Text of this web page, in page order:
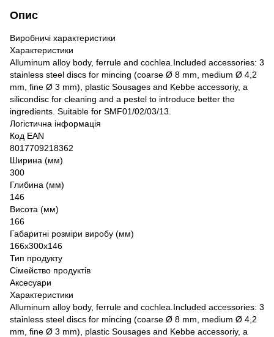
Опис
Виробничі характеристики
Характеристики
Alluminum alloy body, ferrule and cochlea.Included accessories: 3
stainless steel discs for mincing (coarse Ø 8 mm, medium Ø 4,2
mm, fine Ø 3 mm), plastic Sousages and Kebbe accessoriy, a
silicondisc for cleaning and a pestel to introduce better the
ingredients. Suitable for SMF01/02/03/13.
Логістична інформація
Код EAN
8017709218362
Ширина (мм)
300
Глибина (мм)
146
Висота (мм)
166
Габаритні розміри виробу (мм)
166x300x146
Тип продукту
Сімейство продуктів
Аксесуари
Характеристики
Alluminum alloy body, ferrule and cochlea.Included accessories: 3
stainless steel discs for mincing (coarse Ø 8 mm, medium Ø 4,2
mm, fine Ø 3 mm), plastic Sousages and Kebbe accessoriy, a